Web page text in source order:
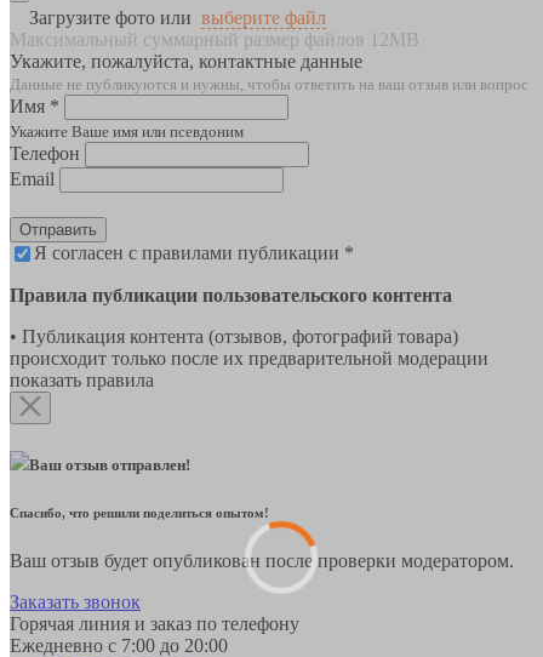
Загрузите фото или выберите файл
Максимальный суммарный размер файлов 12MB
Укажите, пожалуйста, контактные данные
Данные не публикуются и нужны, чтобы ответить на ваш отзыв или вопрос
Имя *
Укажите Ваше имя или псевдоним
Телефон
Email
Отправить
Я согласен с правилами публикации *
Правила публикации пользовательского контента
• Публикация контента (отзывов, фотографий товара)
происходит только после их предварительной модерации
показать правила
Ваш отзыв отправлен!
Спасибо, что решили поделиться опытом!
Ваш отзыв будет опубликован после проверки модератором.
Заказать звонок
Горячая линия и заказ по телефону
Ежедневно с 7:00 до 20:00